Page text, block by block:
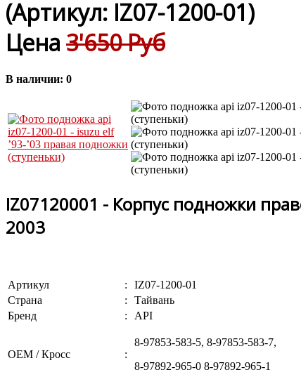
(Артикул: IZ07-1200-01)
Цена 3'650 Руб
В наличии: 0
IZ07120001 - Корпус подножки
2003
Артикул :
IZ07-1200-01
Страна
:
Тайвань
Бренд
: API
OEM / Кросс :
8-97853-583-5, 8-97853-583-7,
8-97892-965-0 8-97892-965-1